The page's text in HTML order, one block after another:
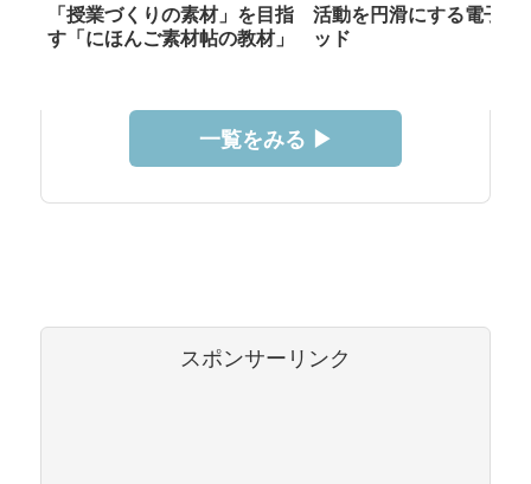
「授業づくりの素材」を目指
す「にほんご素材帖の教材」
活動を円滑にする電子メ
ッド
一覧をみる ▶︎
スポンサーリンク